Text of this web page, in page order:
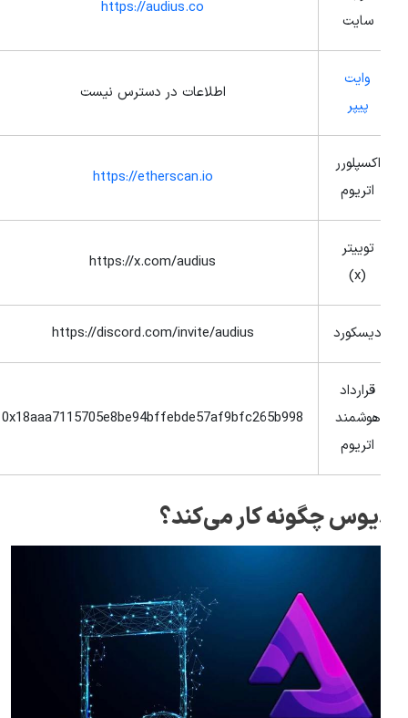
سایت
https://audius.co
وایت
پیپر
اطلاعات در دسترس نیست
اکسپلورر
اتریوم
https://etherscan.io
توییتر
https://x.com/audius
دیسکورد https://discord.com/invite/audius
قرارداد
هوشمند
اتریوم
0x18aaa7115705e8be94bffebde57af9bfc265b998
چگونه کار می‌کند؟